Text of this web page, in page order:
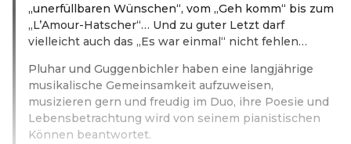
„unerfüllbaren Wünschen“, vom „Geh komm“ bis zum
„L’Amour-Hatscher“… Und zu guter Letzt darf
vielleicht auch das „Es war einmal“ nicht fehlen…
Pluhar und Guggenbichler haben eine langjährige
musikalische Gemeinsamkeit aufzuweisen,
musizieren gern und freudig im Duo, ihre Poesie und
Lebensbetrachtung wird von seinem pianistischen
Können beantwortet.